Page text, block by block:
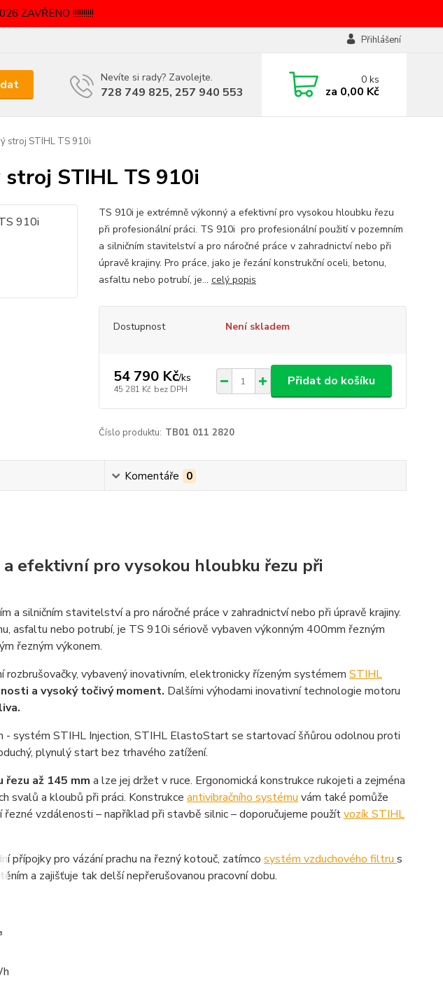
ZAVŘENO !!!!!!!!!!
Přihlášení
Nevíte si rady? Zavolejte.
728 749 825, 257 940 553
0ks
za 0,00 Kč
stroj STIHL TS 910i
STIHL TS 910i
TS 910i je extrémně výkonný a efektivní pro vysokou hloubku řezu
při profesionální práci. TS 910i pro profesionální použití v pozemním
a silničním stavitelství a pro náročné práce v zahradnictví nebo při
úpravě krajiny. Pro práce, jako je řezání konstrukční oceli, betonu,
asfaltu nebo potrubí, je... celý popis
Dostupnost Není skladem
54 790 Kč/ks
45 281 Kč bez DPH
Přidat do košíku
Číslo produktu: TB01 011 2820
Komentáře 0
efektivní pro vysokou hloubku řezu při
a silničním stavitelství a pro náročné práce v zahradnictví nebo při úpravě krajiny.
asfaltu nebo potrubí, je TS 910i sériově vybaven výkonným 400mm řezným
řezným výkonem.
vybavený inovativním, elektronicky řízeným systémem STIHL
a vysoký točivý moment. Dalšími výhodami inovativní technologie motoru
- systém STIHL Injection, STIHL ElastoStart se startovací šňůrou odolnou proti
plynulý start bez trhavého zatížení.
řezu až 145 mm a lze jej držet v ruce. Ergonomická konstrukce rukojeti a zejména
svalů a kloubů při práci. Konstrukce antivibračního systému vám také pomůže
vzdálenosti – například při stavbě silnic – doporučujeme použítvozík STIHL
přípojky pro vázání prachu na řezný kotouč, zatímco systém vzduchového filtru s
a zajišťuje tak delší nepřerušovanou pracovní dobu.